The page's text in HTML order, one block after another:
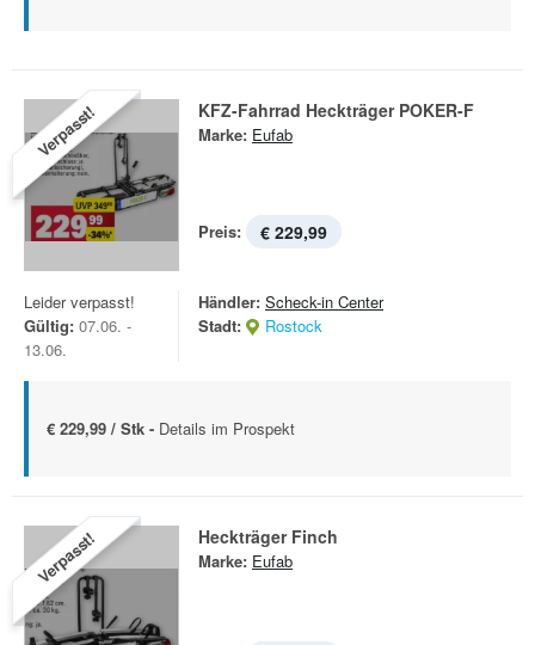
Verpasst! KFZ-Fahrrad Heckträger POKER-F
Marke: Eufab
Preis: € 229,99
Leider verpasst!
Gültig: 07.06. -
13.06.
Händler: Scheck-in Center
Stadt:
Rostock
€ 229,99 / Stk - Details im Prospekt
Verpasst! Heckträger Finch
Marke: Eufab